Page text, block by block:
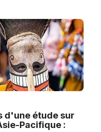
d'une étude sur
Pacifique :